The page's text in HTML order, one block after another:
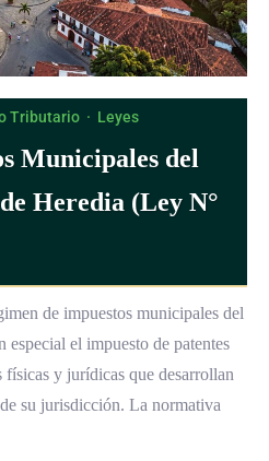
Tributario · Leyes
Municipales del
Heredia (Ley N°
de impuestos municipales del
especial el impuesto de patentes
físicas y jurídicas que desarrollan
su jurisdicción. La normativa